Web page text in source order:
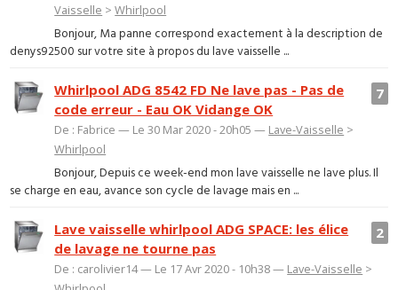
Vaisselle >Whirlpool
Bonjour, Ma panne correspond exactement à la description de
denys92500 sur votre site à propos du lave vaisselle ...
7
Whirlpool ADG 8542 FD Ne lave pas - Pas de
code erreur - Eau OK Vidange OK
De : Fabrice — Le 30 Mar 2020 - 20h05 — Lave-Vaisselle >
Whirlpool
Bonjour, Depuis ce week-end mon lave vaisselle ne lave plus. Il
se charge en eau, avance son cycle de lavage mais en ...
2
Lave vaisselle whirlpool ADG SPACE: les élice
de lavage ne tourne pas
De : carolivier14 — Le 17 Avr 2020 - 10h38 — Lave-Vaisselle >